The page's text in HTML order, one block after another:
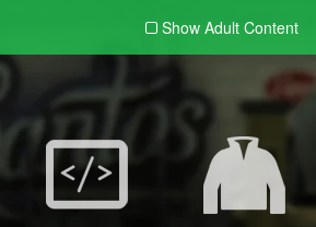
Show Adult Content